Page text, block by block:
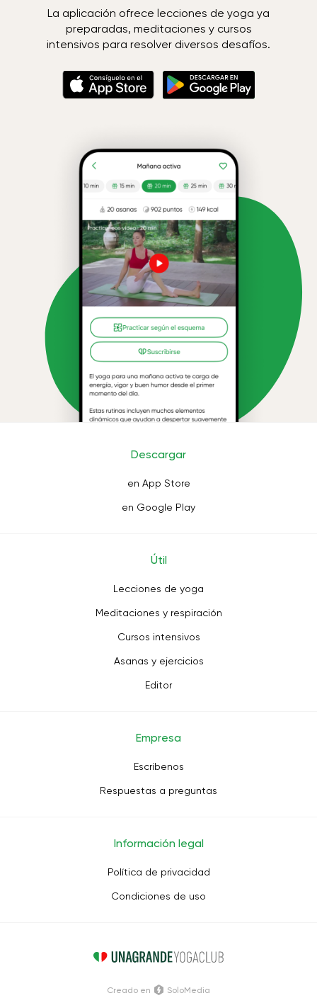
La aplicación ofrece lecciones de yoga ya
preparadas, meditaciones y cursos
intensivos para resolver diversos desafíos.
Descargar
en App Store
en Google Play
Útil
Lecciones de yoga
Meditaciones y respiración
Cursos intensivos
Asanas y ejercicios
Editor
Empresa
Escríbenos
Respuestas a preguntas
Información legal
Política de privacidad
Condiciones de uso
Creado en SoloMedia